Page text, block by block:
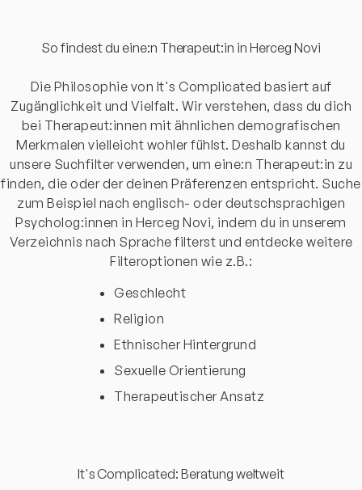
So findest du eine:n Therapeut:in in Herceg Novi
Die Philosophie von It's Complicated basiert auf
Zugänglichkeit und Vielfalt. Wir verstehen, dass du dich
bei Therapeut:innen mit ähnlichen demografischen
Merkmalen vielleicht wohler fühlst. Deshalb kannst du
unsere Suchfilter verwenden, um eine:n Therapeut:in zu
finden, die oder der deinen Präferenzen entspricht. Suche
zum Beispiel nach englisch- oder deutschsprachigen
Psycholog:innen in Herceg Novi, indem du in unserem
Verzeichnis nach Sprache filterst und entdecke weitere
Filteroptionen wie z.B.:
Geschlecht
Religion
Ethnischer Hintergrund
Sexuelle Orientierung
Therapeutischer Ansatz
It's Complicated: Beratung weltweit